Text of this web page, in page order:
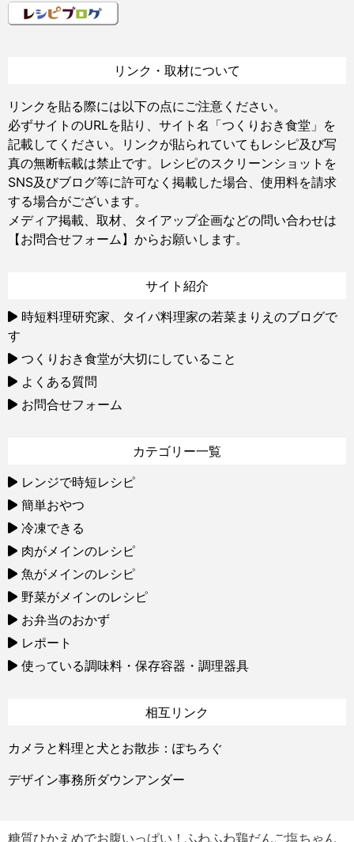
リンク・取材について
リンクを貼る際には以下の点にご注意ください。
必ずサイトのURLを貼り、サイト名「つくりおき食堂」を
記載してください。リンクが貼られていてもレシピ及び写
真の無断転載は禁止です。レシピのスクリーンショットを
SNS及びブログ等に許可なく掲載した場合、使用料を請求
する場合がございます。
メディア掲載、取材、タイアップ企画などの問い合わせは
【お問合せフォーム】 からお願いします。
サイト紹介
時短料理研究家、タイパ料理家の若菜まりえのブログで
す
つくりおき食堂が大切にしていること
よくある質問
お問合せフォーム
カテゴリー一覧
レンジで時短レシピ
簡単おやつ
冷凍できる
肉がメインのレシピ
魚がメインのレシピ
野菜がメインのレシピ
お弁当のおかず
レポート
使っている調味料・保存容器・調理器具
相互リンク
カメラと料理と犬とお散歩：ぽちろぐ
デザイン事務所ダウンアンダー
糖質ひかえめでお腹いっぱい！ふわふわ鶏だんご塩ちゃん